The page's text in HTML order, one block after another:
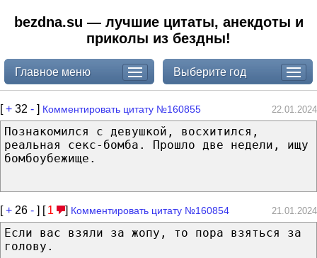
bezdna.su — лучшие цитаты, анекдоты и
приколы из бездны!
Главное меню Выберите год
[+ 32 - ] Комментировать цитату №160855 22.01.2024
Познакомился с девушкой, восхитился,
реальная секс-бомба. Прошло две недели, ищу
бомбоубежище.
[+ 26 - ] [ 1 ] Комментировать цитату №160854 21.01.2024
Если вас взяли за жопу, то пора взяться за
голову.